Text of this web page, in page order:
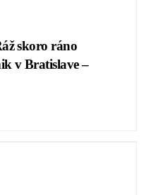
skoro ráno
v Bratislave –